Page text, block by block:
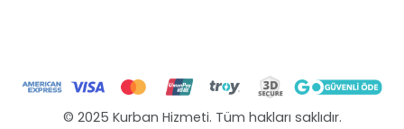
© 2025 Kurban Hizmeti. Tüm hakları saklıdır.